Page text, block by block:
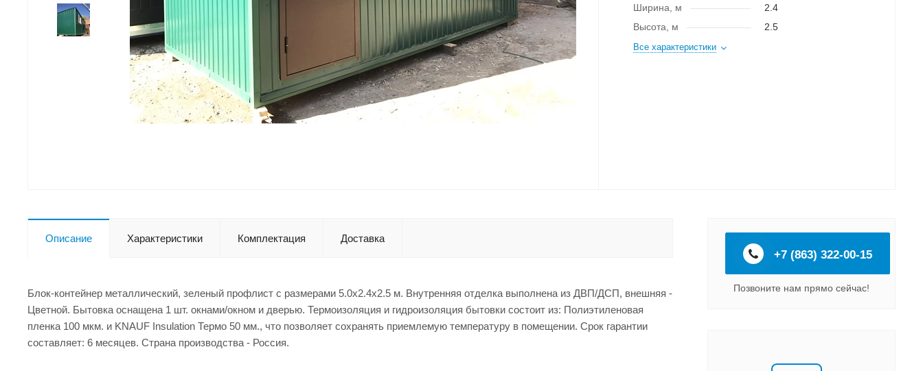
Ширина, м
2.4
Высота, м
2.5
Все характеристики
Описание Характеристики Комплектация Доставка
Блок-контейнер металлический, зеленый профлист с размерами 5.0x2.4x2.5 м. Внутренняя отделка выполнена из ДВП/ДСП, внешняя -
Цветной. Бытовка оснащена 1 шт. окнами/окном и дверью. Термоизоляция и гидроизоляция бытовки состоит из: Полиэтиленовая
пленка 100 мкм. и KNAUF Insulation Термо 50 мм., что позволяет сохранять приемлемую температуру в помещении. Срок гарантии
составляет: 6 месяцев. Страна производства - Россия.
+7 (863) 322-00-15
Позвоните нам прямо сейчас!